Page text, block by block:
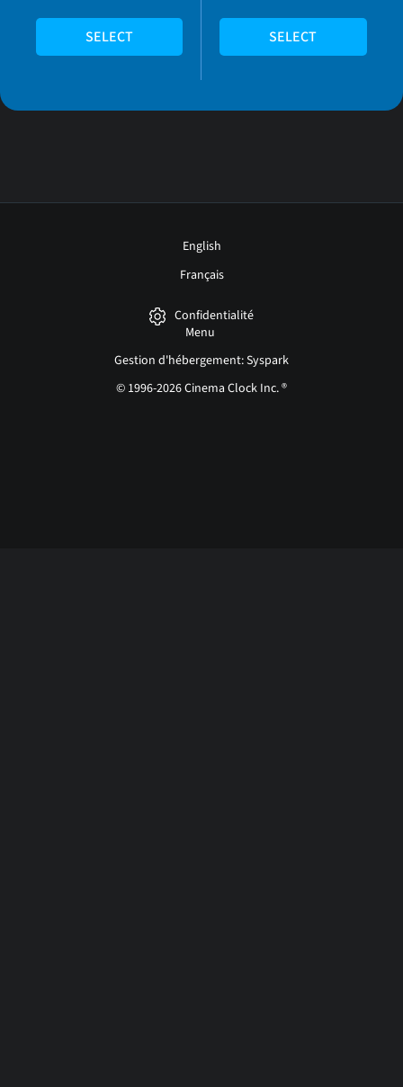
SELECT SELECT
English
Français
Confidentialité
Menu
Gestion d'hébergement: Syspark
© 1996-2026 Cinema Clock Inc. ®